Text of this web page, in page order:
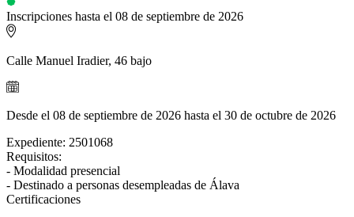
Inscripciones hasta el 08 de septiembre de 2026
Calle Manuel Iradier, 46 bajo
Desde el 08 de septiembre de 2026 hasta el 30 de octubre de 2026
Expediente: 2501068
Requisitos:
- Modalidad presencial
- Destinado a personas desempleadas de Álava
Certificaciones